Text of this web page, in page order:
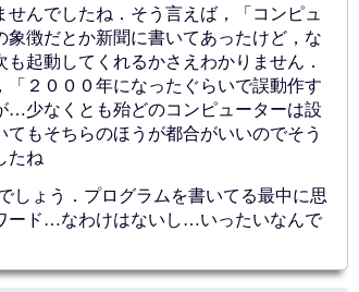
んでしたね．そう言えば，「コンピュ
徴だとか新聞に書いてあったけど，な
起動してくれるかさえわかりません．
２０００年になったぐらいで誤動作す
…少なくとも殆どのコンピューターは設
もそちらのほうが都合がいいのでそう
たね
しょう．プログラムを書いてる最中に思
ード…なわけはないし…いったいなんで